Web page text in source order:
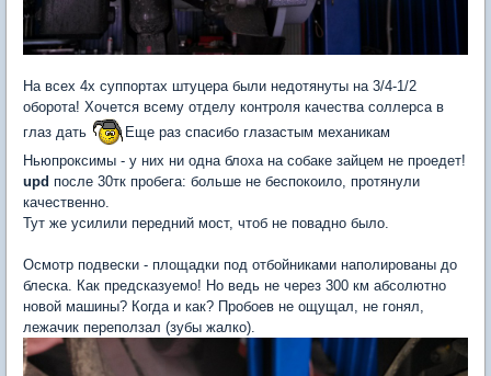
На всех 4х суппортах штуцера были недотянуты на 3/4-1/2
оборота! Хочется всему отделу контроля качества соллерса в
глаз дать
Еще раз спасибо глазастым механикам
Ньюпроксимы - у них ни одна блоха на собаке зайцем не проедет!
upd после 30тк пробега: больше не беспокоило, протянули
качественно.
Тут же усилили передний мост, чтоб не повадно было.
Осмотр подвески - площадки под отбойниками наполированы до
блеска. Как предсказуемо! Но ведь не через 300 км абсолютно
новой машины? Когда и как? Пробоев не ощущал, не гонял,
лежачик переползал (зубы жалко).